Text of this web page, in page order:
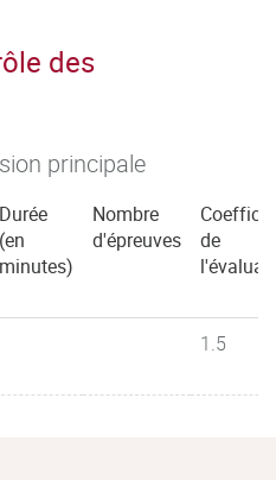
des
principale
Durée
(en
minutes)
Nombre
d'épreuves
de
1.5